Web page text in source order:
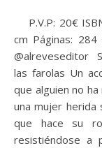
P.V.P: 20€ ISBN: 978-84-10455-17-7 Formato: 15 x 23
cm Páginas: 284
@alreveseditor
las farolas Un
que alguien no
una mujer herida
que hace su
resistiéndose a